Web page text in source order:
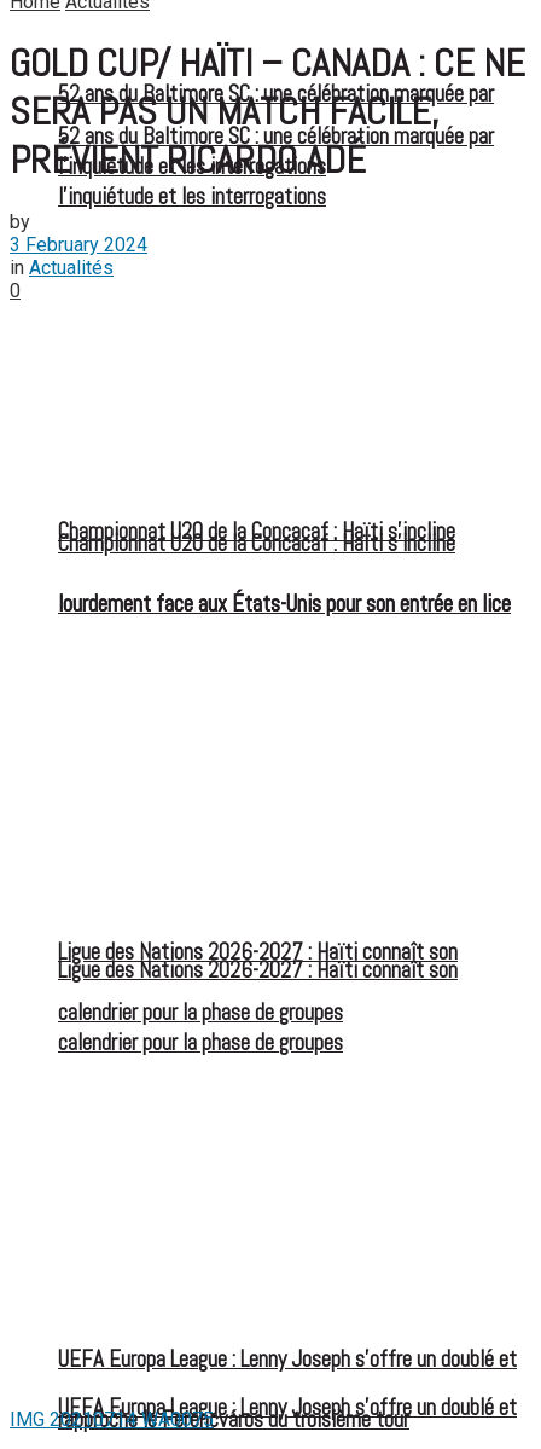
52 ans du Baltimore SC : une célébration marquée par
l’inquiétude et les interrogations
Championnat U20 de la Concacaf : Haïti s’incline
lourdement face aux États-Unis pour son entrée en lice
Ligue des Nations 2026-2027 : Haïti connaît son
calendrier pour la phase de groupes
UEFA Europa League : Lenny Joseph s’offre un doublé et
52 ans du Baltimore SC : une célébration marquée par
l’inquiétude et les interrogations
Championnat U20 de la Concacaf : Haïti s’incline
lourdement face aux États-Unis pour son entrée en lice
Ligue des Nations 2026-2027 : Haïti connaît son
calendrier pour la phase de groupes
UEFA Europa League : Lenny Joseph s’offre un doublé et
rapproche le Ferencváros du troisième tour
GOLD CUP/ HAÏTI – CANADA : CE NE
SERA PAS UN MATCH FACILE,
PRÉVIENT RICARDO ADÉ
by
3 February 2024
in Actualités
0
IMG 20210714 WA0075